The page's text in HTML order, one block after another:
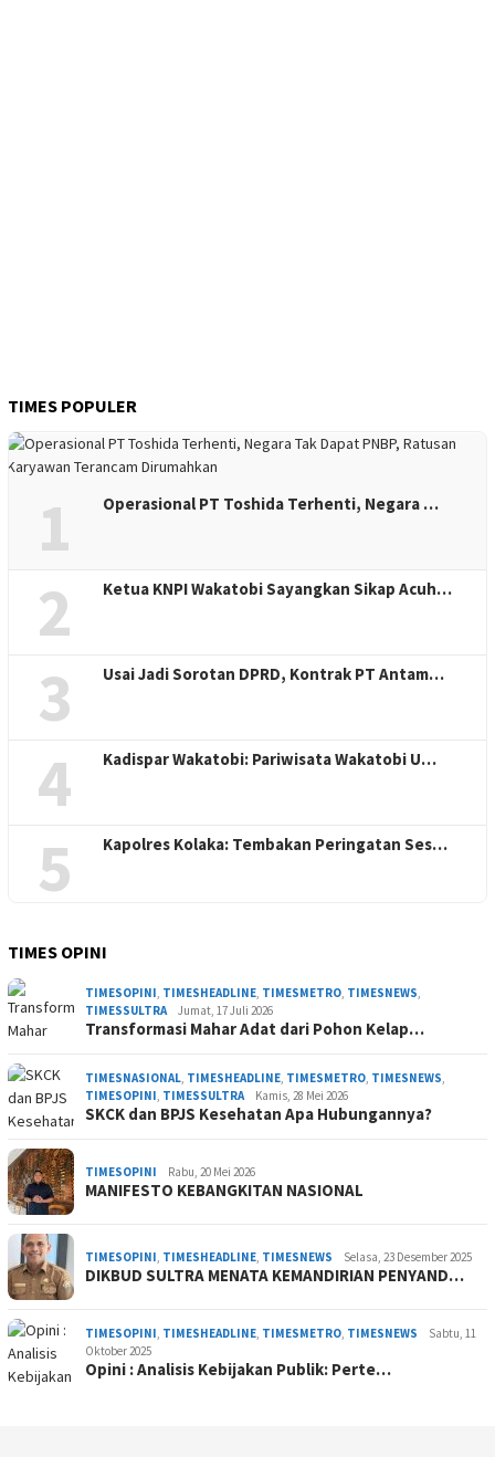
TIMES POPULER
1 Operasional PT Toshida Terhenti, Negara …
2 Ketua KNPI Wakatobi Sayangkan Sikap Acuh…
3 Usai Jadi Sorotan DPRD, Kontrak PT Antam…
4 Kadispar Wakatobi: Pariwisata Wakatobi U…
5 Kapolres Kolaka: Tembakan Peringatan Ses…
TIMES OPINI
TIMESOPINI TIMESHEADLINE TIMESMETRO TIMESNEWS
TIMESSULTRA
Jumat, 17 Juli 2026
Transformasi Mahar Adat dari Pohon Kelap…
TIMESNASIONAL TIMESHEADLINE TIMESMETRO TIMESNEWS
TIMESOPINI TIMESSULTRA Kamis, 28 Mei 2026
SKCK dan BPJS Kesehatan Apa Hubungannya?
TIMESOPINI Rabu, 20 Mei 2026
MANIFESTO KEBANGKITAN NASIONAL
TIMESOPINI TIMESHEADLINE TIMESNEWS Selasa, 23 Desember 2025
DIKBUD SULTRA MENATA KEMANDIRIAN PENYAND…
TIMESOPINI TIMESHEADLINE TIMESMETRO TIMESNEWS
Sabtu, 11
Oktober 2025
Opini : Analisis Kebijakan Publik: Perte…